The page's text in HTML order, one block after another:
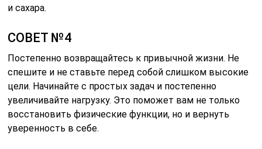
и сахара.
СОВЕТ №4
Постепенно возвращайтесь к привычной жизни. Не
спешите и не ставьте перед собой слишком высокие
цели. Начинайте с простых задач и постепенно
увеличивайте нагрузку. Это поможет вам не только
восстановить физические функции, но и вернуть
уверенность в себе.